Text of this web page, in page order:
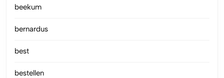
beekum
bernardus
best
bestellen